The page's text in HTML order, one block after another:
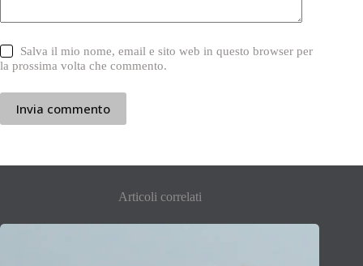
Salva il mio nome, email e sito web in questo browser per
la prossima volta che commento.
Invia commento
Articoli correlati